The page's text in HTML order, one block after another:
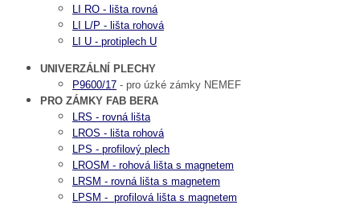
LI RO - lišta rovná
LI L/P - lišta rohová
LI U - protiplech U
UNIVERZÁLNÍ PLECHY
P9600/17 - pro úzké zámky NEMEF
PRO ZÁMKY FAB BERA
LRS - rovná lišta
LROS - lišta rohová
LPS - profilový plech
LROSM - rohová lišta s magnetem
LRSM - rovná lišta s magnetem
LPSM - profilová lišta s magnetem